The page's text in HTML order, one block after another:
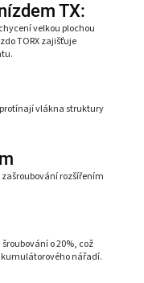
TX:
velkou plochou
TORX zajišťuje
vlákna struktury
rozšířením
o 20%, což
nářadí.